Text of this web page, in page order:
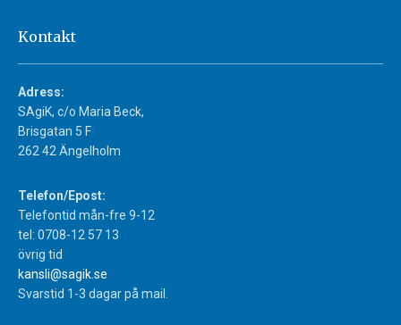
Kontakt
Adress:
SAgiK, c/o Maria Beck,
Brisgatan 5 F
262 42 Ängelholm
Telefon/Epost:
Telefontid mån-fre 9-12
tel: 0708-12 57 13
övrig tid
kansli@sagik.se
Svarstid 1-3 dagar på mail.